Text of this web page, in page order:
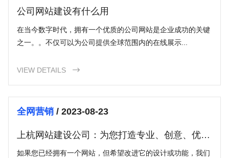
公司网站建设有什么用
在当今数字时代，拥有一个优质的公司网站是企业成功的关键
之一。。不仅可以为公司提供全球范围内的在线展示...
VIEW DETAILS 
全网营销/ 2023-08-23
上杭网站建设公司：为您打造专业、创意、优质
的网站
如果您已经拥有一个网站，但希望改进它的设计或功能，我们